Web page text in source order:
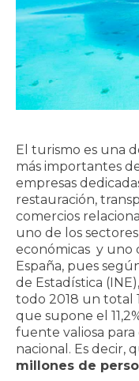
El turismo es una
más importantes
empresas
restauración,
comercios
uno de los
económicas y uno
España, pues
de Estadística
todo 2018 un total
que supone el
fuente valiosa para
nacional. Es decir,
millones de